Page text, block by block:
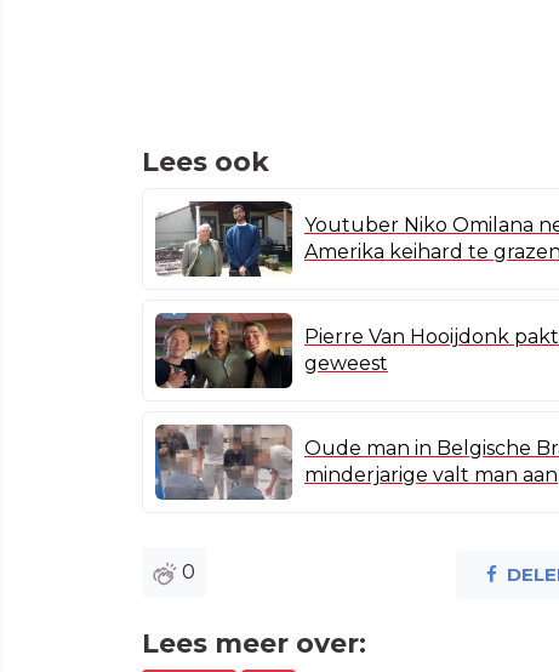
Lees ook
Youtuber Niko Omilana
Amerika keihard te grazen
Pierre Van Hooijdonk
geweest
Oude man in Belgische
minderjarige valt man aan
0
Lees meer over: